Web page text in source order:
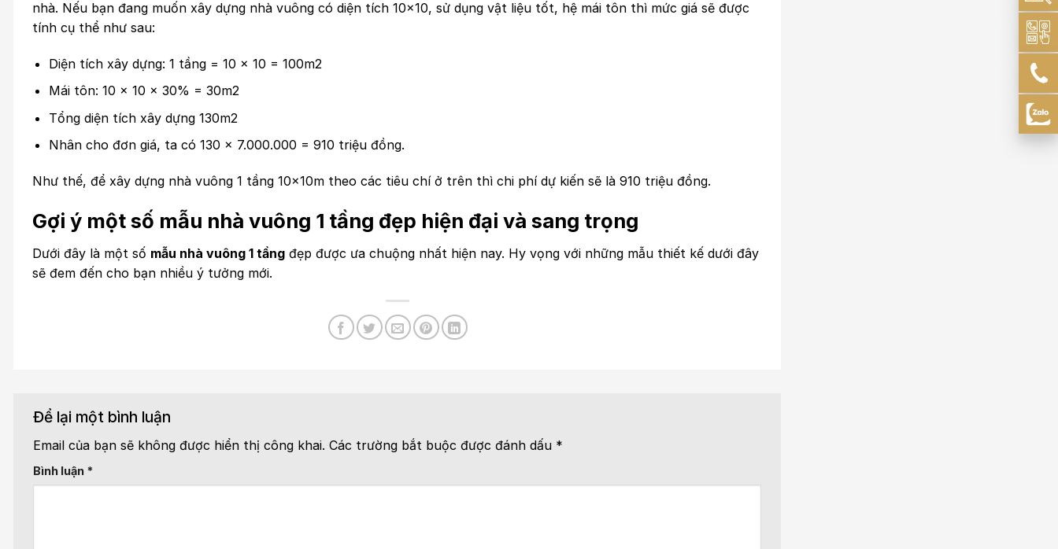
nhà. Nếu bạn đang muốn xây dựng nhà vuông có diện tích 10×10, sử dụng vật liệu tốt, hệ mái tôn thì mức giá sẽ được
tính cụ thể như sau:
Diện tích xây dựng: 1 tầng = 10 x 10 = 100m2
Mái tôn: 10 x 10 x 30% = 30m2
Tổng diện tích xây dựng 130m2
Nhân cho đơn giá, ta có 130 x 7.000.000 = 910 triệu đồng.
Như thế, để xây dựng nhà vuông 1 tầng 10x10m theo các tiêu chí ở trên thì chi phí dự kiến sẽ là 910 triệu đồng.
Gợi ý một số mẫu nhà vuông 1 tầng đẹp hiện đại và sang trọng
Dưới đây là một số mẫu nhà vuông 1 tầng đẹp được ưa chuộng nhất hiện nay. Hy vọng với những mẫu thiết kế dưới đây
sẽ đem đến cho bạn nhiều ý tưởng mới.
Để lại một bình luận
Email của bạn sẽ không được hiển thị công khai. Các trường bắt buộc được đánh dấu *
Bình luận *